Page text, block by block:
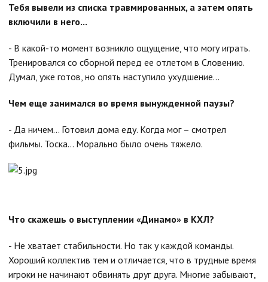
Тебя вывели из списка травмированных, а затем опять
включили в него...
- В какой-то момент возникло ощущение, что могу играть.
Тренировался со сборной перед ее отлетом в Словению.
Думал, уже готов, но опять наступило ухудшение...
Чем еще занимался во время вынужденной паузы?
- Да ничем... Готовил дома еду. Когда мог – смотрел
фильмы. Тоска... Морально было очень тяжело.
Что скажешь о выступлении «Динамо» в КХЛ?
- Не хватает стабильности. Но так у каждой команды.
Хороший коллектив тем и отличается, что в трудные время
игроки не начинают обвинять друг друга. Многие забывают,